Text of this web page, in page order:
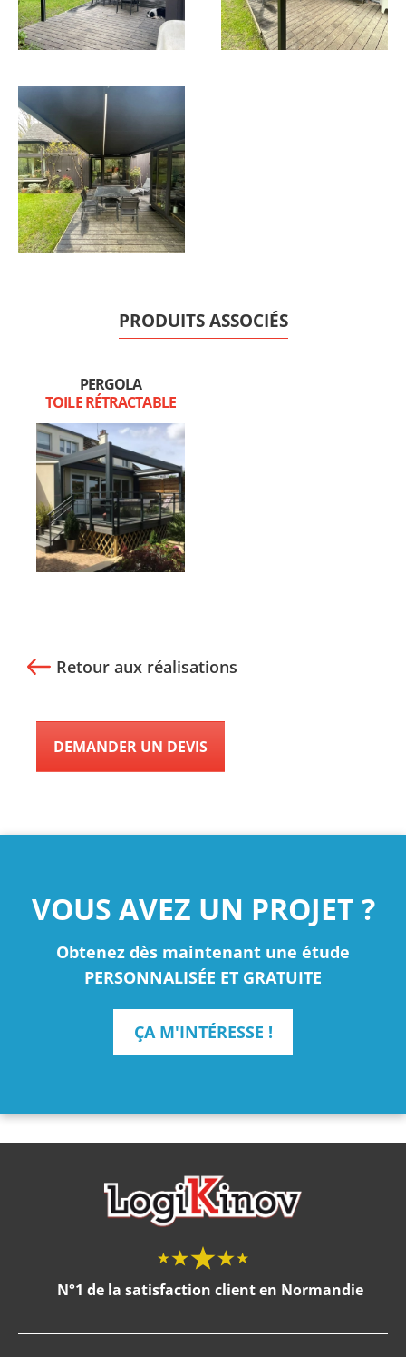
PRODUITS ASSOCIÉS
PERGOLA
TOILE RÉTRACTABLE
Retour aux réalisations
DEMANDER UN DEVIS
VOUS AVEZ UN PROJET ?
Obtenez dès maintenant une étude
PERSONNALISÉE ET GRATUITE
ÇA M'INTÉRESSE !
N°1 de la satisfaction client en Normandie